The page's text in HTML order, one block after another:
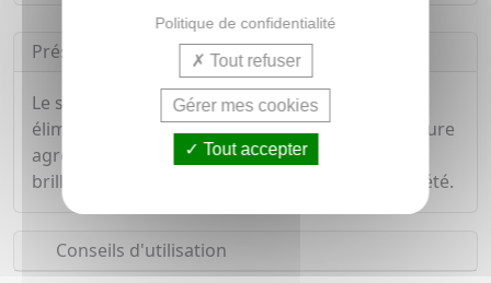
Présentation
Le shampooing douche après soleil rafraichit et
élimine les filtres UV, sel, chlore et sable. Sa texture
agréable laisse la peau douce et les cheveux
brillants, tout en apportant une douce odeur d'été.
Conseils d'utilisation
Politique de confidentialité
Tout refuser
Gérer mes cookies
Tout accepter